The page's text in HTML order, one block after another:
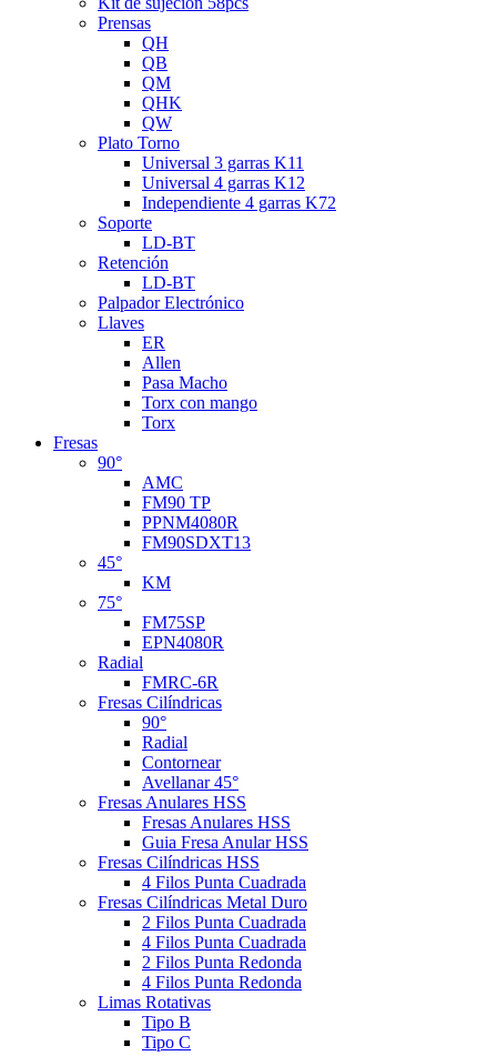
Prensas
QH
QB
QM
QHK
QW
Plato Torno
Universal 3 garras K11
Universal 4 garras K12
Independiente 4 garras K72
Soporte
LD-BT
Retención
LD-BT
Palpador Electrónico
Llaves
ER
Allen
Pasa Macho
Torx con mango
Torx
Fresas
90°
AMC
FM90 TP
PPNM4080R
FM90SDXT13
45°
KM
75°
FM75SP
EPN4080R
Radial
FMRC-6R
Fresas Cilíndricas
90°
Radial
Contornear
Avellanar 45°
Fresas Anulares HSS
Fresas Anulares HSS
Guia Fresa Anular HSS
Fresas Cilíndricas HSS
4 Filos Punta Cuadrada
Fresas Cilíndricas Metal Duro
2 Filos Punta Cuadrada
4 Filos Punta Cuadrada
2 Filos Punta Redonda
4 Filos Punta Redonda
Limas Rotativas
Tipo B
Tipo C